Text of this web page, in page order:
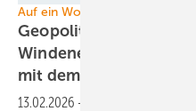
Auf ein Wort
Geopolitische
Windenergie und
mit dem anderen zu
13.02.2026 -